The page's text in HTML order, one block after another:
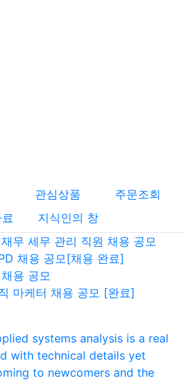
관심상품
주문조회
지식인의 창
무 세무 관리 직원 채용 공모
채용 공모[채용 완료]
용 공모
마케터 채용 공모 [완료]
systems analysis is a real
with technical details yet
to newcomers and the